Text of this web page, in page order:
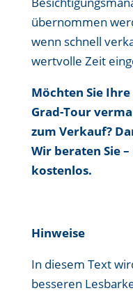
übernommen
wenn schnell
wertvolle Zeit
Möchten Sie
Grad-Tour
zum Verkauf?
Wir beraten Sie
kostenlos.
Hinweise
In diesem Text
besseren